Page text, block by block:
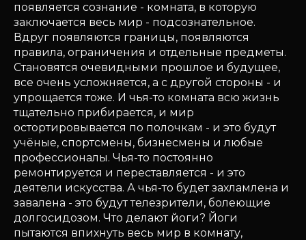
появляется сознание - комната, в которую
заключается весь мир - подсознательное.
Вдруг появляются границы, появляются
правила, ограничения и отдельные предметы.
Становятся очевидными прошлое и будущее,
все очень усложняется, а с другой стороны - и
упрощается тоже. И чья-то комната всю жизнь
тщательно прибирается, и мир
остортировывается по полочкам - и это будут
учёные, спортсмены, бизнесмены и любые
профессионалы. Чья-то постоянно
ремонтируется и переставляется - и это
деятели искусства. А чья-то будет захламлена и
завалена - это будут телезрители, болеющие
долгосидозом. Что делают йоги? Йоги
пытаются впихнуть весь мир в комнату,